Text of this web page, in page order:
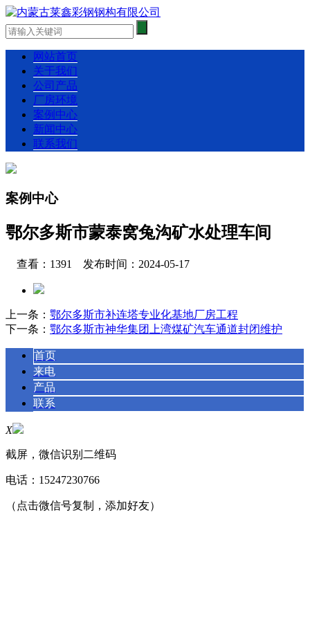
网站首页
关于我们
公司产品
厂房环境
案例中心
新闻中心
联系我们
案例中心
鄂尔多斯市蒙泰窝兔沟矿水处理车间
查看：1391 发布时间：2024-05-17
上一条： 鄂尔多斯市补连塔专业化基地厂房工程
下一条： 鄂尔多斯市神华集团上湾煤矿汽车通道封闭维护
首页
来电
产品
联系
X
截屏，微信识别二维码
电话： 15247230766
（点击微信号复制，添加好友）